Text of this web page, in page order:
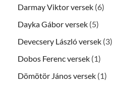
Darmay Viktor versek (6)
Dayka Gábor versek (5)
Devecsery László versek (3)
Dobos Ferenc versek (1)
Dömötör János versek (1)